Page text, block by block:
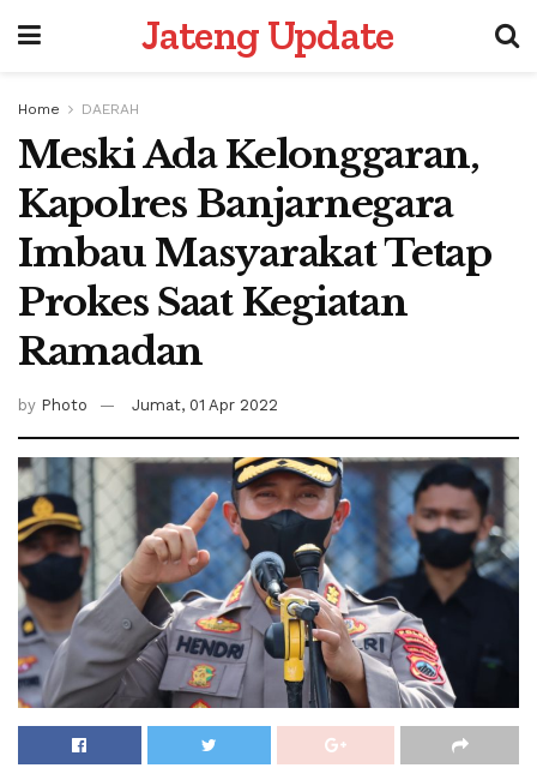
Jateng Update
Home DAERAH
Meski Ada Kelonggaran,
Kapolres Banjarnegara
Imbau Masyarakat Tetap
Prokes Saat Kegiatan
Ramadan
by Photo Jumat, 01 Apr 2022